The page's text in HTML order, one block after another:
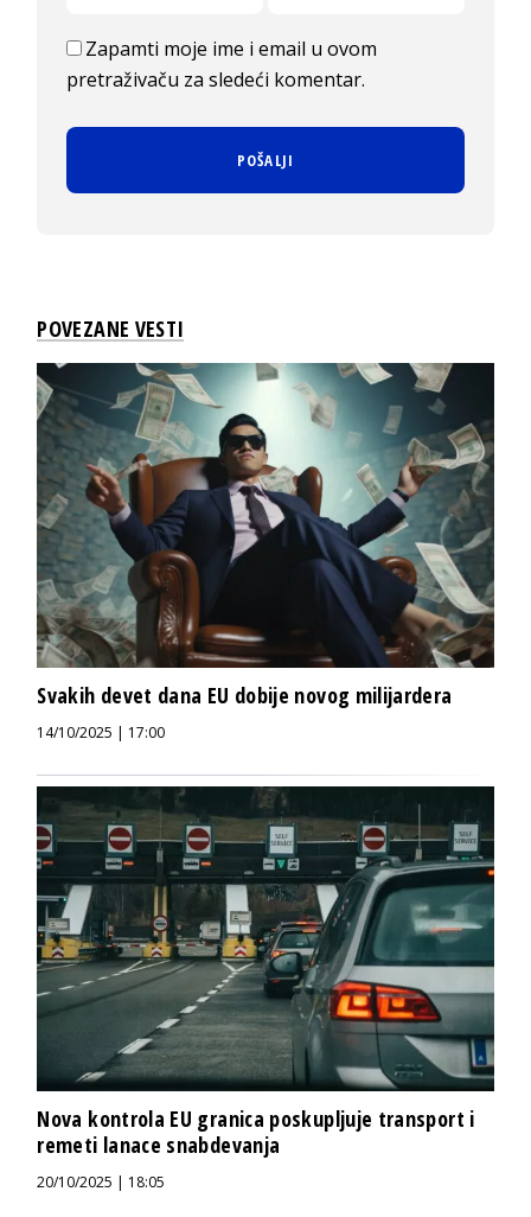
Zapamti moje ime i email u ovom
pretraživaču za sledeći komentar.
POVEZANE VESTI
Svakih devet dana EU dobije novog milijardera
14/10/2025 | 17:00
Nova kontrola EU granica poskupljuje transport i
remeti lanace snabdevanja
20/10/2025 | 18:05